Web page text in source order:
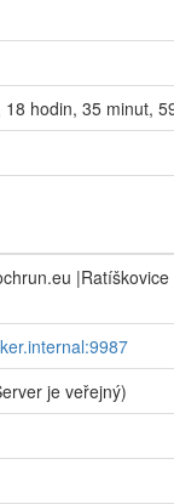
18 hodin, 35 minut,
je veřejný)